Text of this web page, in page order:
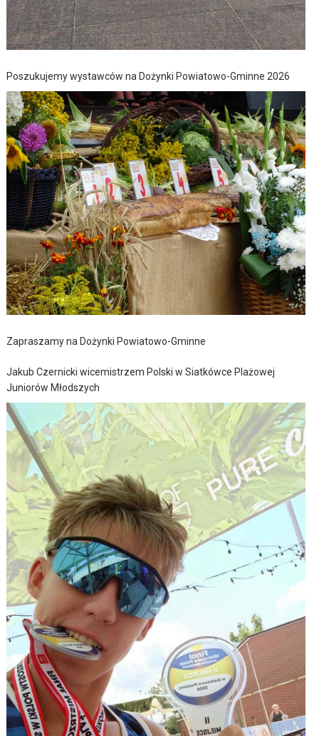
Poszukujemy wystawców na Dożynki Powiatowo-Gminne 2026
Zapraszamy na Dożynki Powiatowo-Gminne
Jakub Czernicki wicemistrzem Polski w Siatkówce Plażowej
Juniorów Młodszych